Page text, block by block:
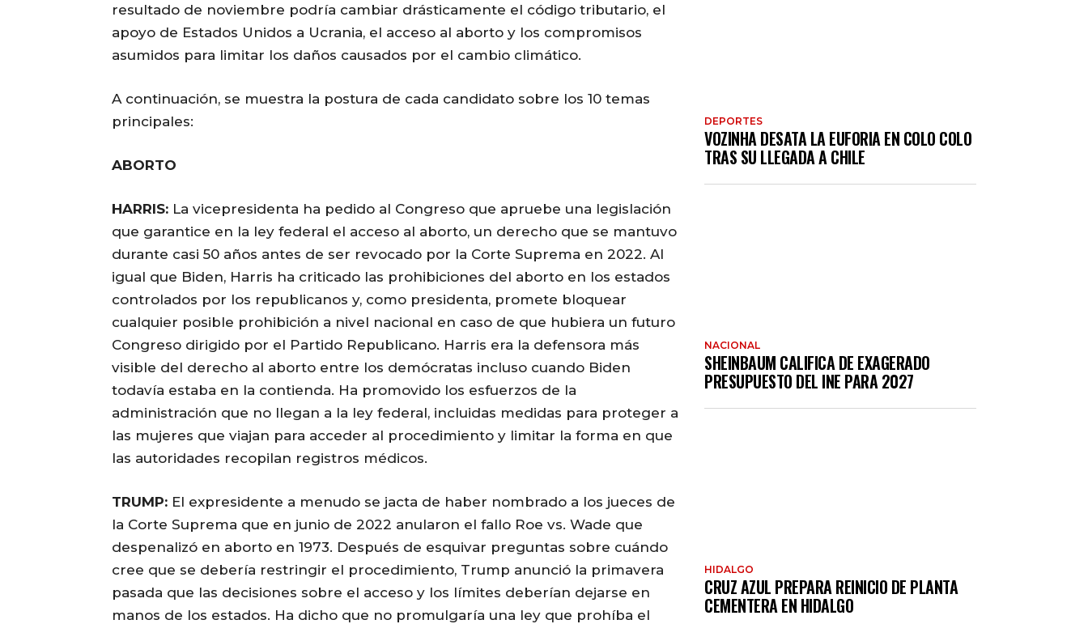
resultado de noviembre podría cambiar drásticamente el código tributario, el
apoyo de Estados Unidos a Ucrania, el acceso al aborto y los compromisos
asumidos para limitar los daños causados por el cambio climático.
A continuación, se muestra la postura de cada candidato sobre los 10 temas
principales:
ABORTO
HARRIS: La vicepresidenta ha pedido al Congreso que apruebe una legislación
que garantice en la ley federal el acceso al aborto, un derecho que se mantuvo
durante casi 50 años antes de ser revocado por la Corte Suprema en 2022. Al
igual que Biden, Harris ha criticado las prohibiciones del aborto en los estados
controlados por los republicanos y, como presidenta, promete bloquear
cualquier posible prohibición a nivel nacional en caso de que hubiera un futuro
Congreso dirigido por el Partido Republicano. Harris era la defensora más
visible del derecho al aborto entre los demócratas incluso cuando Biden
todavía estaba en la contienda. Ha promovido los esfuerzos de la
administración que no llegan a la ley federal, incluidas medidas para proteger a
las mujeres que viajan para acceder al procedimiento y limitar la forma en que
las autoridades recopilan registros médicos.
TRUMP: El expresidente a menudo se jacta de haber nombrado a los jueces de
la Corte Suprema que en junio de 2022 anularon el fallo Roe vs. Wade que
despenalizó en aborto en 1973. Después de esquivar preguntas sobre cuándo
cree que se debería restringir el procedimiento, Trump anunció la primavera
pasada que las decisiones sobre el acceso y los límites deberían dejarse en
manos de los estados. Ha dicho que no promulgaría una ley que prohíba el
DEPORTES
VOZINHA DESATA LA EUFORIA EN COLO COLO
TRAS SU LLEGADA A CHILE
NACIONAL
SHEINBAUM CALIFICA DE EXAGERADO
PRESUPUESTO DEL INE PARA 2027
HIDALGO
CRUZ AZUL PREPARA REINICIO DE PLANTA
CEMENTERA EN HIDALGO